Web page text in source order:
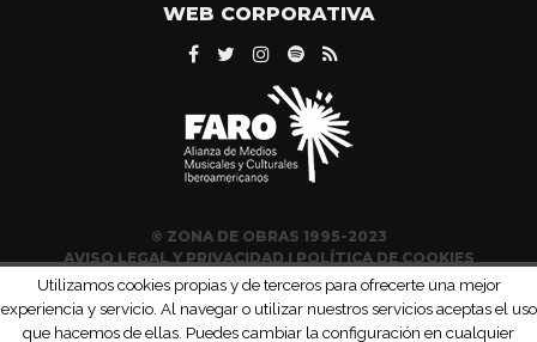
WEB CORPORATIVA
© ZONA DE OBRAS 1995-2023
AVISO LEGAL Y PRIVACIDAD | POLÍTICA DE COOKIES
Utilizamos cookies propias y de terceros para ofrecerte una mejor
experiencia y servicio. Al navegar o utilizar nuestros servicios aceptas el uso
que hacemos de ellas. Puedes cambiar la configuración en cualquier